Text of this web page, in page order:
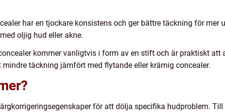
har en tjockare konsistens och ger bättre täckning för mer
oljig hud eller akne.
kommer vanligtvis i form av en stift och är praktiskt att
mindre täckning jämfört med flytande eller krämig concealer.
för att dölja specifika hudproblem.